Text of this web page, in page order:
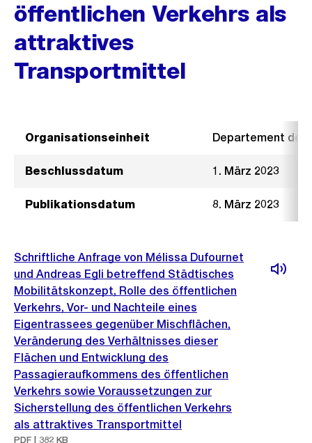
öffentlichen Verkehrs als
attraktives
Transportmittel
Organisationseinheit Departement der
Beschlussdatum 1. März 2023
Publikationsdatum 8. März 2023
Schriftliche Anfrage von Mélissa Dufournet
und Andreas Egli betreffend Städtisches
Mobilitätskonzept, Rolle des öffentlichen
Verkehrs, Vor- und Nachteile eines
Eigentrassees gegenüber Mischflächen,
Veränderung des Verhältnisses dieser
Flächen und Entwicklung des
Passagieraufkommens des öffentlichen
Verkehrs sowie Voraussetzungen zur
Sicherstellung des öffentlichen Verkehrs
als attraktives Transportmittel
PDF | 382 KB